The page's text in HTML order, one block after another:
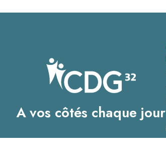
A vos côtés chaque jour